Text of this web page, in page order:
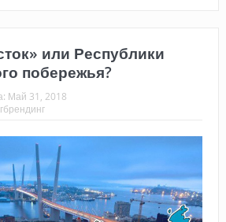
или Республики
побережья?
Май 31, 2018